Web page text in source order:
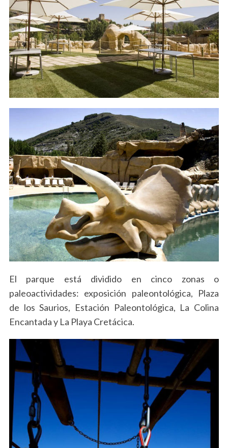
El parque está dividido en cinco zonas o
paleoactividades: exposición paleontológica, Plaza
de los Saurios, Estación Paleontológica, La Colina
Encantada y La Playa Cretácica.
S
h
f
o
r
: